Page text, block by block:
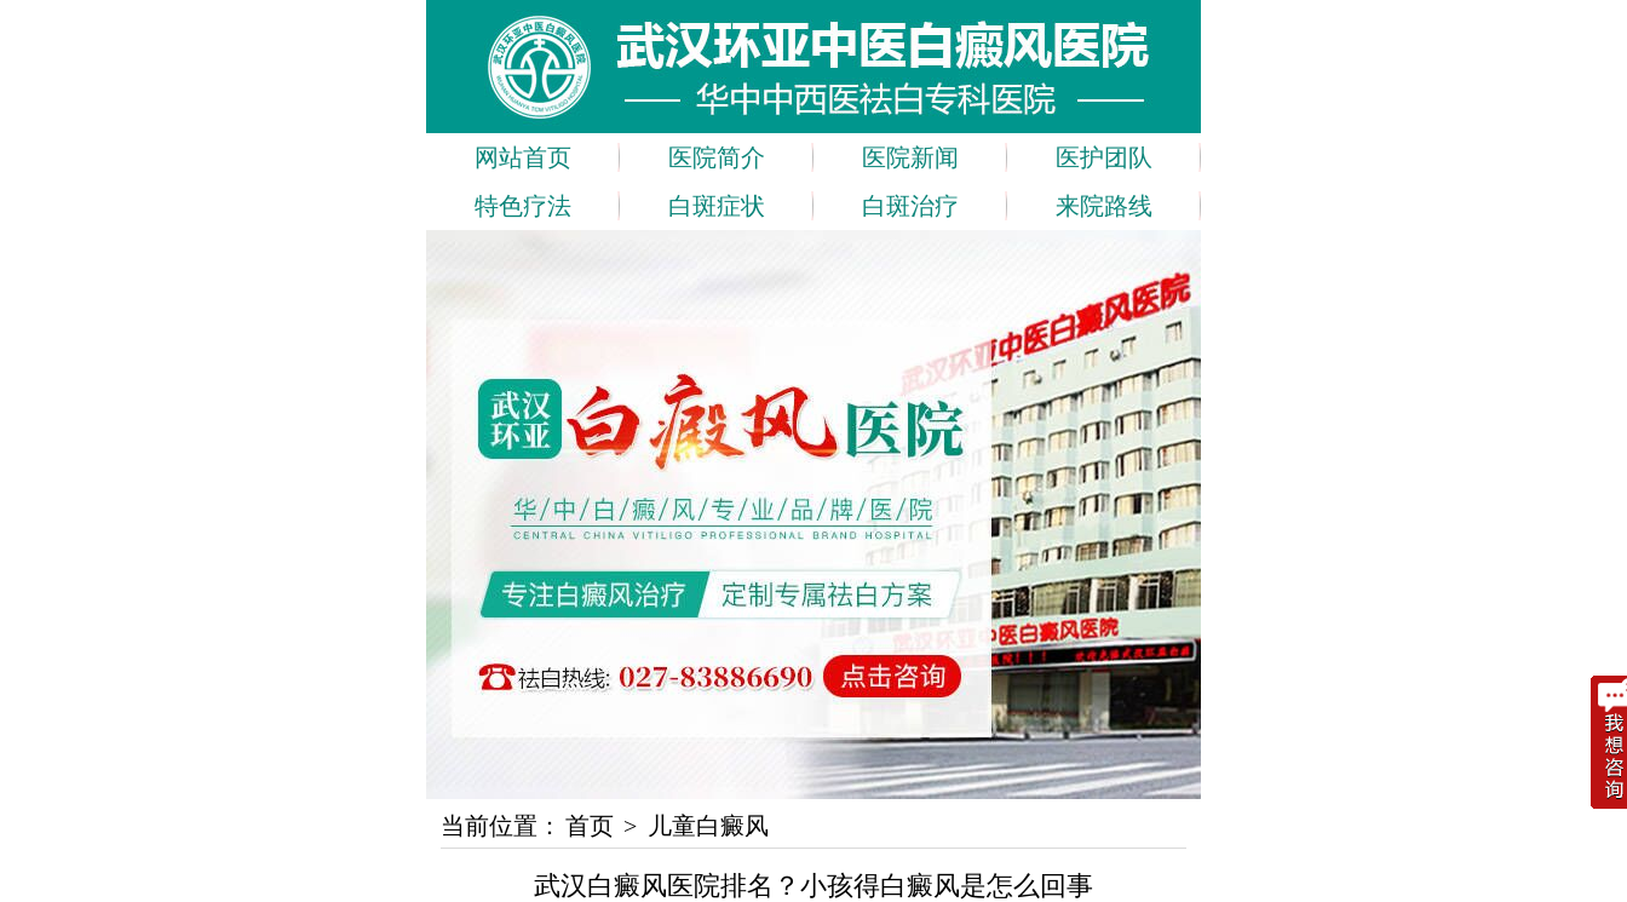
网站首页 医院简介 医院新闻
医护团队
特色疗法
白斑症状 白斑治疗 来院路线
当前位置： 首页 > 儿童白癜风
武汉白癜风医院排名？小孩得白癜风是怎么回事